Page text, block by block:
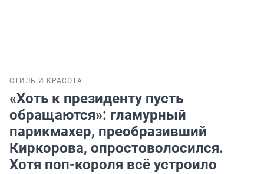
СТИЛЬ И КРАСОТА
«Хоть к президенту пусть
обращаются»: гламурный
парикмахер, преобразивший
Киркорова, опростоволосился.
Хотя поп-короля всё устроило